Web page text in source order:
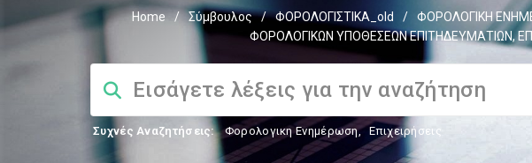
Home / Σύμβουλος / ΦΟΡΟΛΟΓΙΣΤΙΚΑ_old / ΦΟΡΟΛΟΓΙΚΗ
ΦΟΡΟΛΟΓΙΚΩΝ ΥΠΟΘΕΣΕΩΝ ΕΠΙΤΗΔΕΥΜΑΤΙΩΝ,
Συχνές Αναζητήσεις: Φορολογικη Ενημέρωση, Επιχειρήσεις